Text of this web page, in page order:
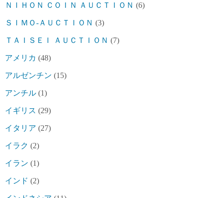
ＮＩＨＯＮ ＣＯＩＮ ＡＵＣＴＩＯＮ (6)
ＳＩＭＯ-ＡＵＣＴＩＯＮ (3)
ＴＡＩＳＥＩ ＡＵＣＴＩＯＮ (7)
アメリカ (48)
アルゼンチン (15)
アンチル (1)
イギリス (29)
イタリア (27)
イラク (2)
イラン (1)
インド (2)